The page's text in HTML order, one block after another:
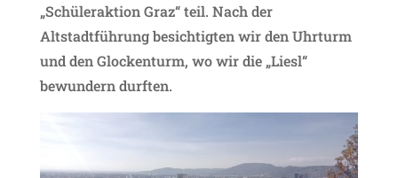
„Schüleraktion Graz“ teil. Nach der
Altstadtführung besichtigten wir den Uhrturm
und den Glockenturm, wo wir die „Liesl“
bewundern durften.